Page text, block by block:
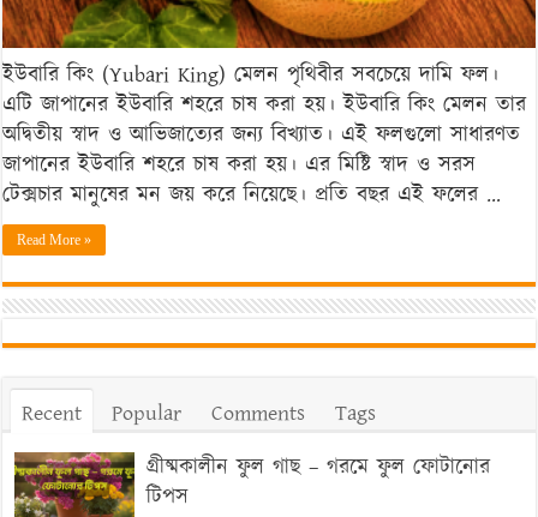
ইউবারি কিং (Yubari King) মেলন পৃথিবীর সবচেয়ে দামি ফল।
এটি জাপানের ইউবারি শহরে চাষ করা হয়। ইউবারি কিং মেলন তার
অদ্বিতীয় স্বাদ ও আভিজাত্যের জন্য বিখ্যাত। এই ফলগুলো সাধারণত
জাপানের ইউবারি শহরে চাষ করা হয়। এর মিষ্টি স্বাদ ও সরস
টেক্সচার মানুষের মন জয় করে নিয়েছে। প্রতি বছর এই ফলের …
Read More »
Recent Popular Comments
Tags
গ্রীষ্মকালীন ফুল গাছ – গরমে ফুল ফোটানোর
টিপস